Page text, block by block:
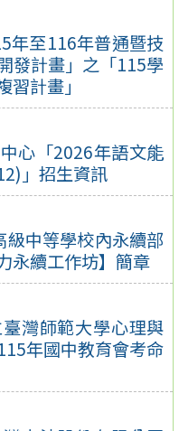
年至116年普通暨技
發計畫」之「115學
計畫」
心「2026年語文能
」招生資訊
中等學校內永續部
永續工作坊】簡章
灣師範大學心理與
年國中教育會考命